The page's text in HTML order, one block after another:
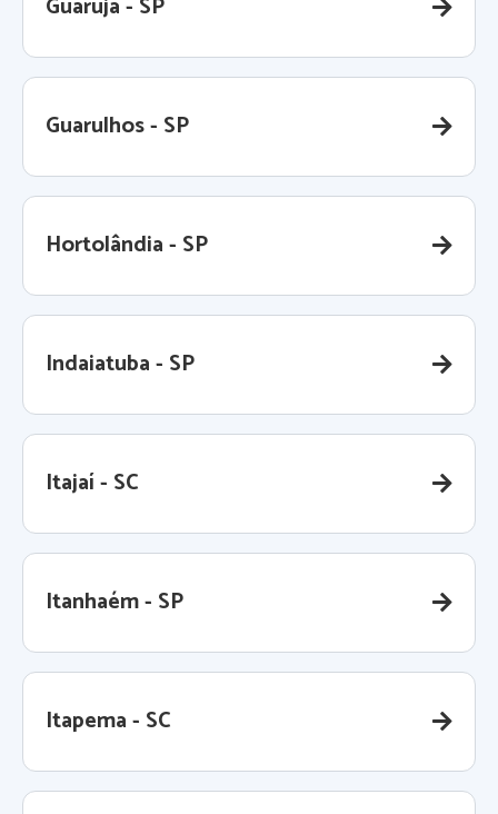
Guarujá - SP
Guarulhos - SP
Hortolândia - SP
Indaiatuba - SP
Itajaí - SC
Itanhaém - SP
Itapema - SC